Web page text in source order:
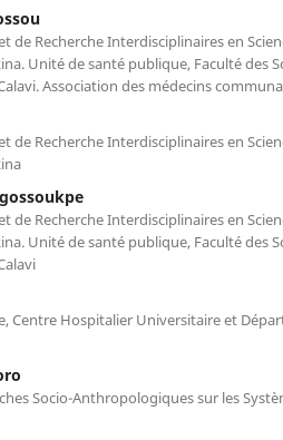
Recherche Interdisciplinaires en
Unité de santé publique, Faculté des
Association des médecins
Recherche Interdisciplinaires en
Recherche Interdisciplinaires en
Unité de santé publique, Faculté des
Centre Hospitalier Universitaire et
Socio-Anthropologiques sur les